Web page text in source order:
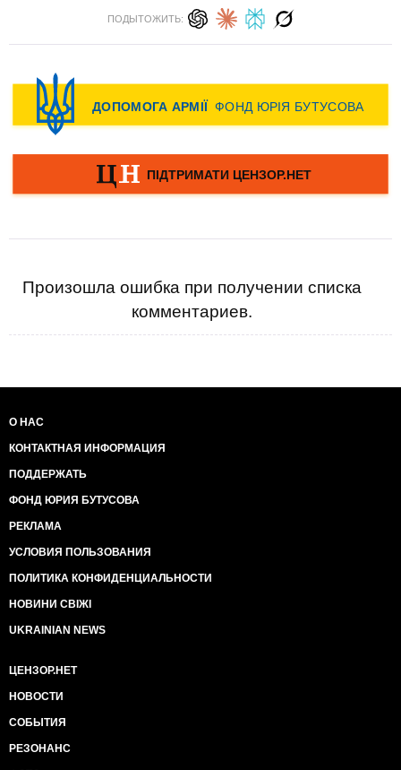
ПОДЫТОЖИТЬ:
Произошла ошибка при получении списка
комментариев.
О НАС
КОНТАКТНАЯ ИНФОРМАЦИЯ
ПОДДЕРЖАТЬ
ФОНД ЮРИЯ БУТУСОВА
РЕКЛАМА
УСЛОВИЯ ПОЛЬЗОВАНИЯ
ПОЛИТИКА КОНФИДЕНЦИАЛЬНОСТИ
НОВИНИ СВІЖІ
UKRAINIAN NEWS
ЦЕНЗОР.НЕТ
НОВОСТИ
СОБЫТИЯ
РЕЗОНАНС